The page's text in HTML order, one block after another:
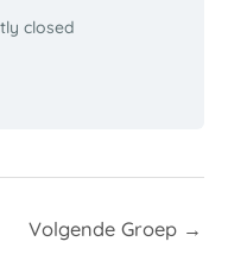
closed
Volgende Groep →